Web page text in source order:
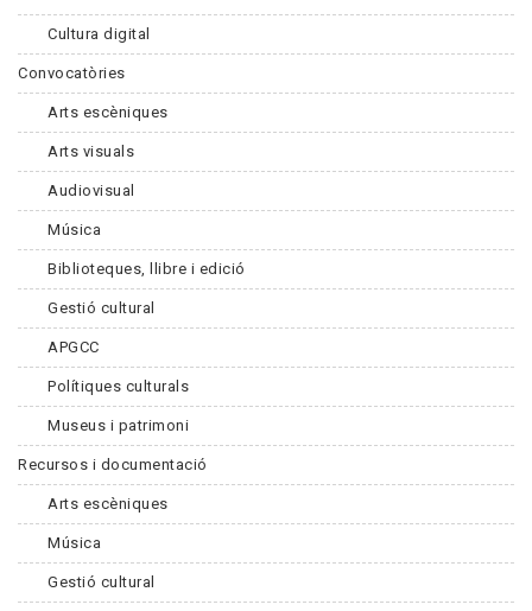
Cultura digital
Convocatòries
Arts escèniques
Arts visuals
Audiovisual
Música
Biblioteques, llibre i edició
Gestió cultural
APGCC
Polítiques culturals
Museus i patrimoni
Recursos i documentació
Arts escèniques
Música
Gestió cultural